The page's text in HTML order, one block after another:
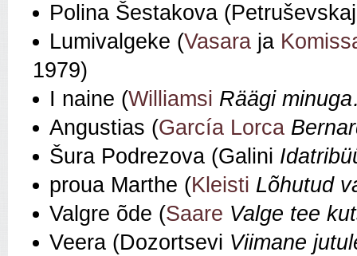
Polina Šestakova
Lumivalgeke (Vasara ja
1979)
I naine (Williamsi Räägi
Angustias (García Lorca
Šura Podrezova (Galini
proua Marthe (Kleisti Lõhutud
Valgre õde (Saare Valge tee
Veera (Dozortsevi Viimane